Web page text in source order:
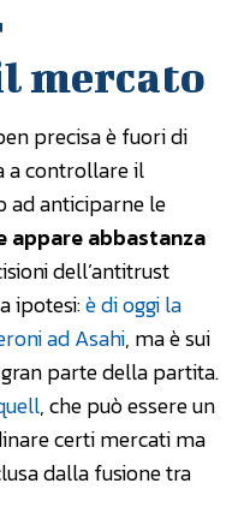
mercato
precisa è fuori di
a controllare il
ad anticiparne le
appare abbastanza
dell’antitrust
ipotesi:è di oggi la
ad Asahi, ma è sui
parte della partita.
, che può essere un
certi mercati ma
dalla fusione tra